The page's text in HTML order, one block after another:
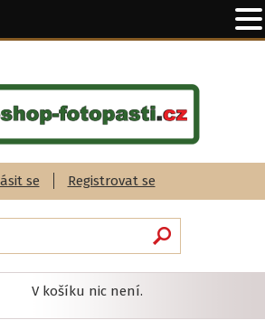
se Registrovat se
V košíku nic není.